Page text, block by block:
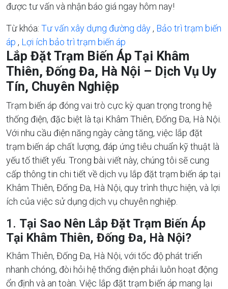
được tư vấn và nhận báo giá ngay hôm nay!
Từ khóa: Tư vấn xây dựng đường dây, Bảo trì trạm biến
áp , Lợi ích bảo trì trạm biến áp
Lắp Đặt Trạm Biến Áp Tại Khâm
Thiên, Đống Đa, Hà Nội – Dịch Vụ Uy
Tín, Chuyên Nghiệp
Trạm biến áp đóng vai trò cực kỳ quan trọng trong hệ
thống điện, đặc biệt là tại Khâm Thiên, Đống Đa, Hà Nội.
Với nhu cầu điện năng ngày càng tăng, việc lắp đặt
trạm biến áp chất lượng, đáp ứng tiêu chuẩn kỹ thuật là
yếu tố thiết yếu. Trong bài viết này, chúng tôi sẽ cung
cấp thông tin chi tiết về dịch vụ lắp đặt trạm biến áp tại
Khâm Thiên, Đống Đa, Hà Nội, quy trình thực hiện, và lợi
ích của việc sử dụng dịch vụ chuyên nghiệp.
1. Tại Sao Nên Lắp Đặt Trạm Biến Áp
Tại Khâm Thiên, Đống Đa, Hà Nội?
Khâm Thiên, Đống Đa, Hà Nội, với tốc độ phát triển
nhanh chóng, đòi hỏi hệ thống điện phải luôn hoạt động
ổn định và an toàn. Việc lắp đặt trạm biến áp mang lại